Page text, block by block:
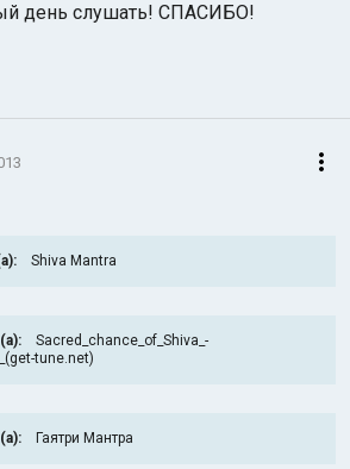
день слушать! СПАСИБО!
Shiva Mantra
Sacred_chance_of_Shiva_-
tune.net)
Гаятри Мантра